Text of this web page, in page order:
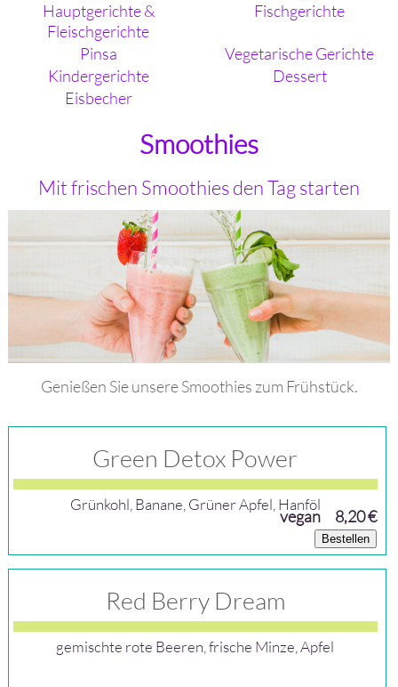
Hauptgerichte &
Fleischgerichte
Fischgerichte
Pinsa
Vegetarische Gerichte
Kindergerichte
Dessert
Eisbecher
Smoothies
Mit frischen Smoothies den Tag starten
Genießen Sie unsere Smoothies zum Frühstück.
Green Detox Power
Grünkohl, Banane, Grüner Apfel, Hanföl
vegan 8,20 €
Bestellen
Red Berry Dream
gemischte rote Beeren, frische Minze, Apfel